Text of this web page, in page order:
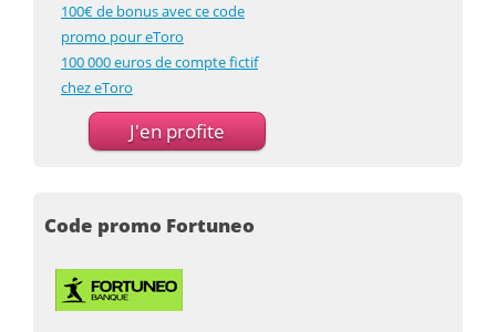
100€ de bonus avec ce code
promo pour eToro
100 000 euros de compte fictif
chez eToro
J'en profite
Code promo Fortuneo